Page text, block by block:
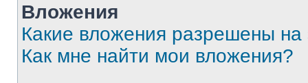
Вложения
Какие вложения разрешены
Как мне найти мои вложения?